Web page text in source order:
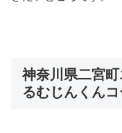
神奈川県二宮
るむじんくん